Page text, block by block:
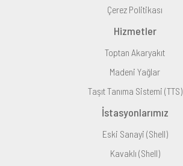
Çerez Politikası
Hizmetler
Toptan Akaryakıt
Madeni Yağlar
Taşıt Tanıma Sistemi (TTS)
İstasyonlarımız
Eski Sanayi (Shell)
Kavaklı (Shell)